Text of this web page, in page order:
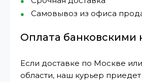
Самовывоз из офиса
Оплата банковскими
Если доставке по Москве
области, наш курьер приедет